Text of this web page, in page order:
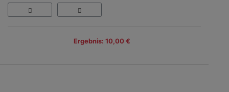
Ergebnis: 10,00 €